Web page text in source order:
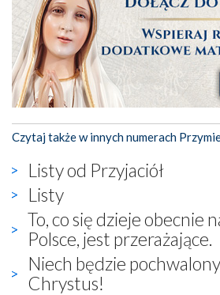
Czytaj także w innych numerach
Listy od Przyjaciół
Listy
To, co się dzieje obecnie
Polsce, jest przerażające.
Niech będzie
Chrystus!